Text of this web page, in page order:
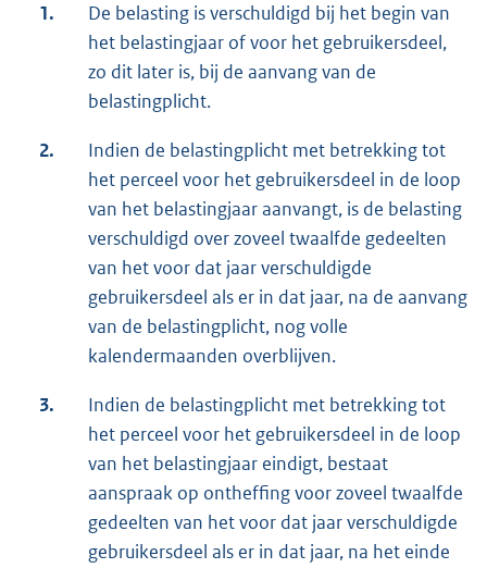
1.
De belasting is verschuldigd bij het begin van
het belastingjaar of voor het gebruikersdeel,
zo dit later is, bij de aanvang van de
belastingplicht.
2.
Indien de belastingplicht met betrekking tot
het perceel voor het gebruikersdeel in de loop
van het belastingjaar aanvangt, is de belasting
verschuldigd over zoveel twaalfde gedeelten
van het voor dat jaar verschuldigde
gebruikersdeel als er in dat jaar, na de aanvang
van de belastingplicht, nog volle
kalendermaanden overblijven.
3.
Indien de belastingplicht met betrekking tot
het perceel voor het gebruikersdeel in de loop
van het belastingjaar eindigt, bestaat
aanspraak op ontheffing voor zoveel twaalfde
gedeelten van het voor dat jaar verschuldigde
gebruikersdeel als er in dat jaar, na het einde